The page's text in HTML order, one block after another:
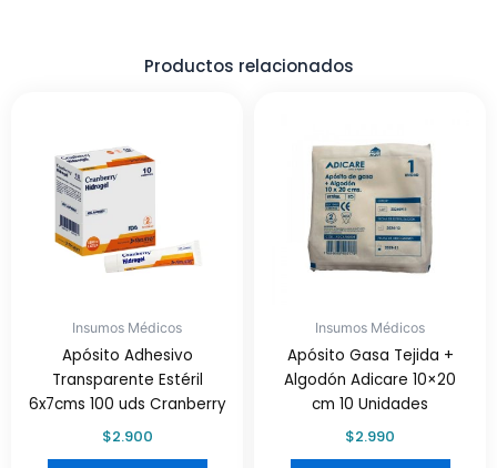
Productos relacionados
Insumos Médicos
Apósito Adhesivo
Transparente Estéril
6x7cms 100 uds Cranberry
$2.900
Insumos Médicos
Apósito Gasa Tejida +
Algodón Adicare 10×20
cm 10 Unidades
$2.990